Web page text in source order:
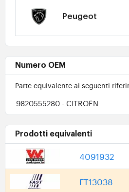
Peugeot
Numero OEM
Parte equivalente ai seguenti
9820555280 - CITROËN
Prodotti equivalenti
4091932
FT13038